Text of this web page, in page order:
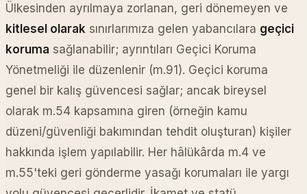
Ülkesinden ayrılmaya zorlanan, geri dönemeyen ve
kitlesel olarak sınırlarımıza gelen yabancılara geçici
koruma sağlanabilir; ayrıntıları Geçici Koruma
Yönetmeliği ile düzenlenir (m.91). Geçici koruma
genel bir kalış güvencesi sağlar; ancak bireysel
olarak m.54 kapsamına giren (örneğin kamu
düzeni/güvenliği bakımından tehdit oluşturan) kişiler
hakkında işlem yapılabilir. Her hâlükârda m.4 ve
m.55'teki geri gönderme yasağı korumaları ile yargı